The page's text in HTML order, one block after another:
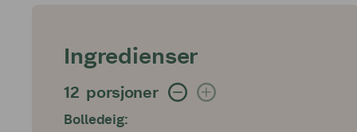
Ingredienser
12 porsjoner
12 porsjoner
Bolledeig: